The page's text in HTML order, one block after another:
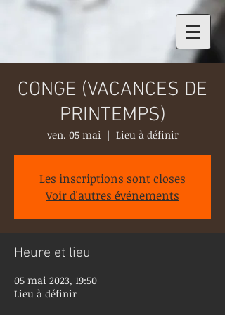
CONGE (VACANCES DE
PRINTEMPS)
ven. 05 mai
  |
Lieu à définir
Les inscriptions sont closes
Voir d'autres événements
Heure et lieu
05 mai 2023, 19:50
Lieu à définir